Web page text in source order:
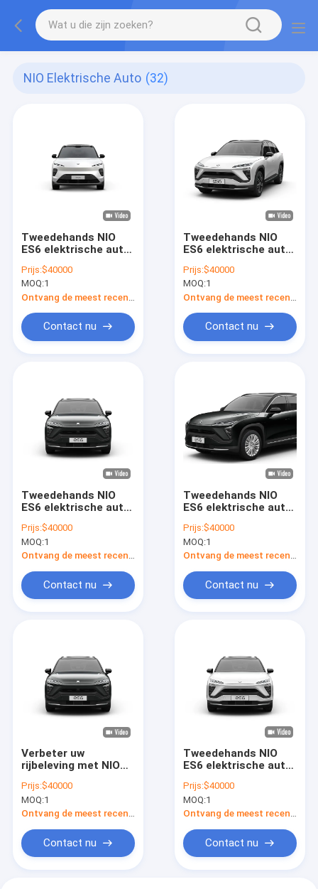
NIO Elektrische Auto (32)
Tweedehands NIO
ES6 elektrische auto
nieuwe energie
elektrische
crossover SUV
Prijs:$40000
MOQ:1
Contact nu
Tweedehands NIO
ES6 elektrische auto
nieuwe energie
elektrische
crossover SUV
Prijs:$40000
MOQ:1
Contact nu
Tweedehands NIO
ES6 elektrische auto
nieuwe energie
elektrische
crossover SUV
Prijs:$40000
MOQ:1
Contact nu
Tweedehands NIO
ES6 elektrische auto
nieuwe energie
elektrische
crossover SUV
Prijs:$40000
MOQ:1
Contact nu
Verbeter uw
rijbeleving met NIO
Light en Decorative
Pieces
Prijs:$40000
MOQ:1
Ontvang de meest recente Prijs
Contact nu
Tweedehands NIO
ES6 elektrische auto
nieuwe energie
elektrische
crossover SUV
Prijs:$40000
MOQ:1
Ontvang de meest recente Prijs
Contact nu